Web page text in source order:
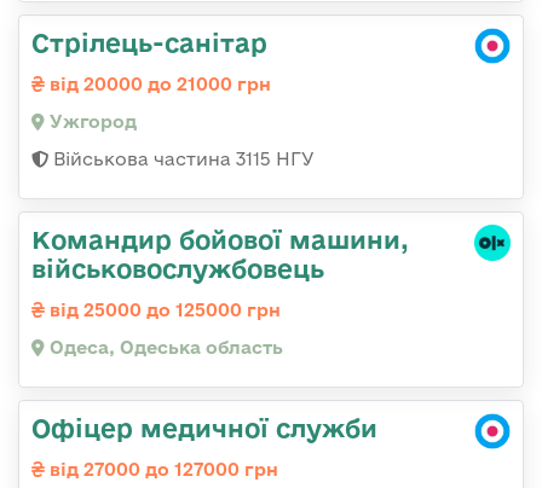
Стрілець-санітар
від 20000 до 21000 грн
Ужгород
Військова частина 3115 НГУ
Командиp бойової машини,
військовослужбовець
від 25000 до 125000 грн
Одеса, Одеська область
Офіцер медичної служби
від 27000 до 127000 грн